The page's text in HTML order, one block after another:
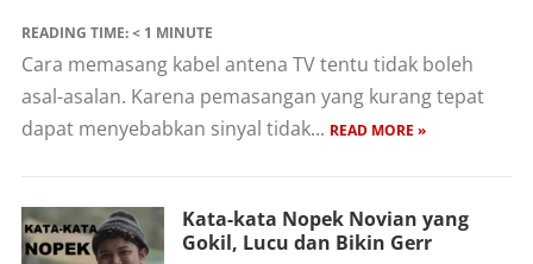
READING TIME:< 1 MINUTE
Cara memasang kabel antena TV tentu tidak boleh
asal-asalan. Karena pemasangan yang kurang tepat
dapat menyebabkan sinyal tidak... READ MORE »
Kata-kata Nopek Novian yang
Gokil, Lucu dan Bikin Gerr